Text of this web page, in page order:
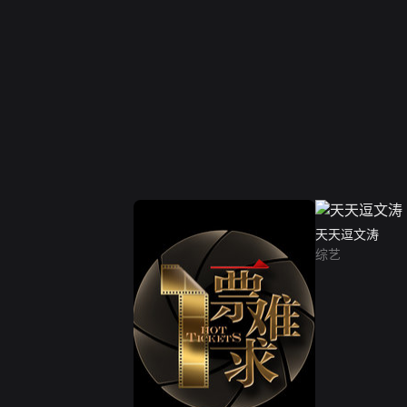
天天逗文涛
综艺